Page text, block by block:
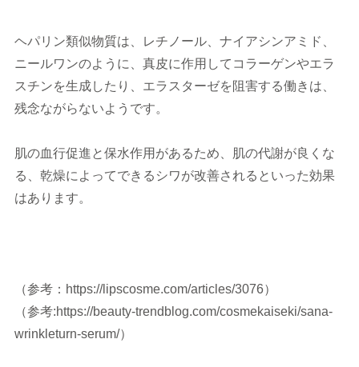
ヘパリン類似物質は、レチノール、ナイアシンアミド、
ニールワンのように、真皮に作用してコラーゲンやエラ
スチンを生成したり、エラスターゼを阻害する働きは、
残念ながらないようです。
肌の血行促進と保水作用があるため、肌の代謝が良くな
る、乾燥によってできるシワが改善されるといった効果
はあります。
（参考：https://lipscosme.com/articles/3076）
（参考:https://beauty-trendblog.com/cosmekaiseki/sana-
wrinkleturn-serum/）